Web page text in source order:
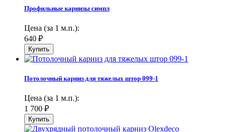
Профильные карнизы симпл
Цена (за 1 м.п.):
640 ₽
Потолочный карниз для тяжелых штор 099-1
Цена (за 1 м.п.):
1 700 ₽